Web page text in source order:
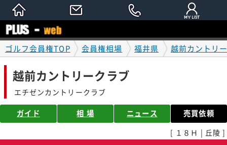
ゴルフ会員権TOP 会員権相場 福井県 越前カントリ
越前カントリークラブ
エチゼンカントリークラブ
ガイド 相 場 ニュース 売買依頼
[ １８Ｈ | 丘陵 ]